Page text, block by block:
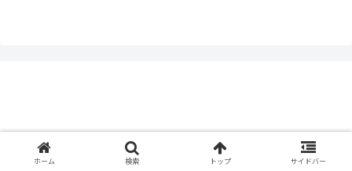
© 2025 30Life ラボ.
ホーム 検索 トップ サイドバー